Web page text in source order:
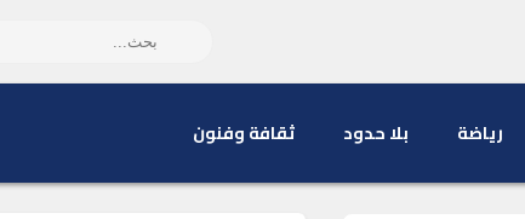
رياضة بلا حدود ثقافة وفنون